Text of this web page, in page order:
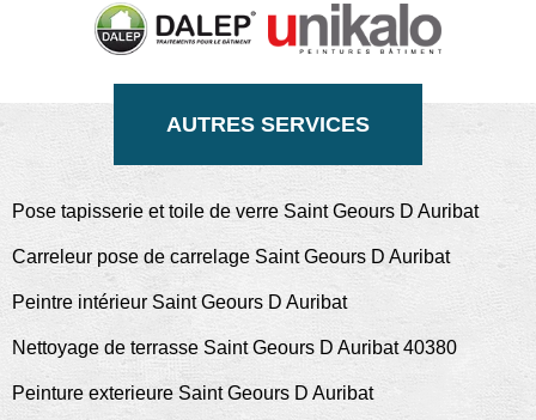
AUTRES SERVICES
Pose tapisserie et toile de verre Saint Geours D Auribat
Carreleur pose de carrelage Saint Geours D Auribat
Peintre intérieur Saint Geours D Auribat
Nettoyage de terrasse Saint Geours D Auribat 40380
Peinture exterieure Saint Geours D Auribat